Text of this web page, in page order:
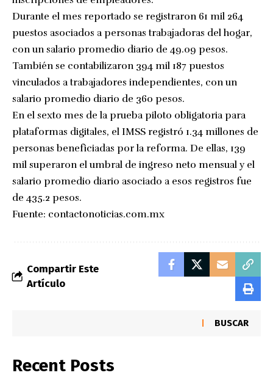
Durante el mes reportado se registraron 61 mil 264
puestos asociados a personas trabajadoras del hogar,
con un salario promedio diario de 49.09 pesos.
También se contabilizaron 394 mil 187 puestos
vinculados a trabajadores independientes, con un
salario promedio diario de 360 pesos.
En el sexto mes de la prueba piloto obligatoria para
plataformas digitales, el IMSS registró 1.34 millones de
personas beneficiadas por la reforma. De ellas, 139
mil superaron el umbral de ingreso neto mensual y el
salario promedio diario asociado a esos registros fue
de 435.2 pesos.
Fuente: contactonoticias.com.mx
Compartir Este
Artículo
BUSCAR
Recent Posts